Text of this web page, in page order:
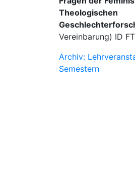
Theologischen
Vereinbarung) ID
Archiv:
Semestern